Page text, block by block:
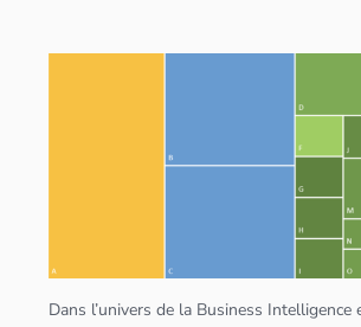
Dans l’univers de la Business Intelligence